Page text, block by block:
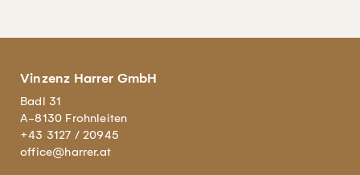
Vinzenz Harrer GmbH
Badl 31
A-8130 Frohnleiten
+43 3127 / 20945
office@harrer.at